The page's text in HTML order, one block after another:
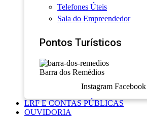
Telefones Úteis
Sala do Empreendedor
Pontos Turísticos
Barra dos Remédios
Instagram Facebook
LRF E CONTAS PÚBLICAS
OUVIDORIA